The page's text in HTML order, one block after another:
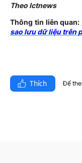
Theo Ictnews
Thông tin liên quan:
sao lưu dữ liệu trên
Thích Để